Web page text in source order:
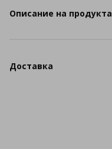
Описание на продукта
Доставка